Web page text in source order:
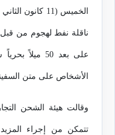
ناقلة نفط لهجوم من
على بعد 50
الأشخاص على متن
وقالت هيئة الشحن
تتمكن من إجراء